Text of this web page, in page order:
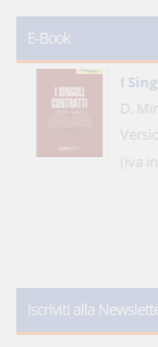
E-Book
I
D.
(iva
Iscriviti alla